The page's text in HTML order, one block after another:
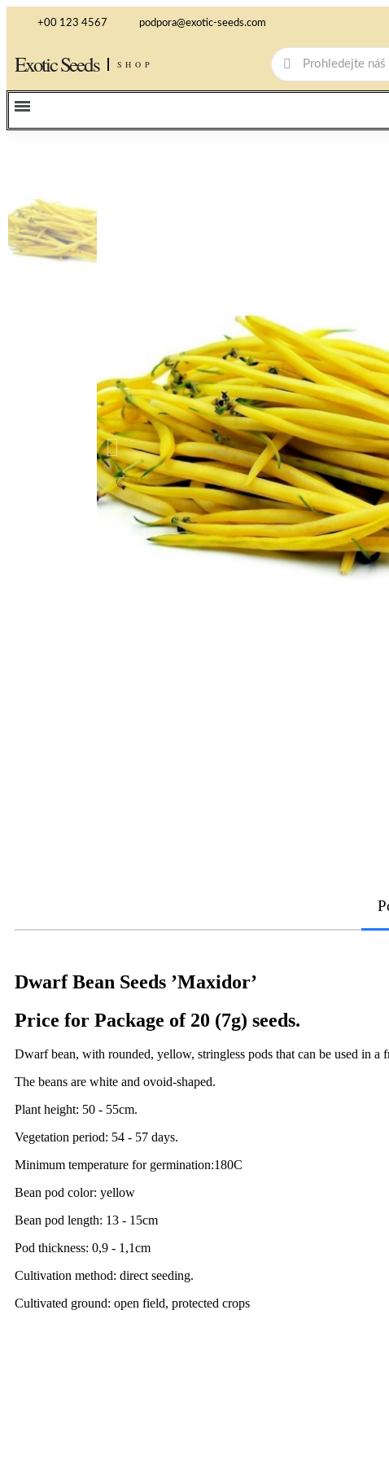
+00 123 4567 podpora@exotic-seeds.com
Exotic Seeds SHOP
Dwarf Bean Seeds ’Maxidor’
Price for Package of 20 (7g) seeds.
Dwarf bean, with rounded, yellow, stringless pods that can be used in a
The beans are white and ovoid-shaped.
Plant height: 50 - 55cm.
Vegetation period: 54 - 57 days.
Minimum temperature for germination:180C
Bean pod color: yellow
Bean pod length: 13 - 15cm
Pod thickness: 0,9 - 1,1cm
Cultivation method: direct seeding.
Cultivated ground: open field, protected crops